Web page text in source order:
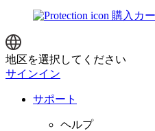
購入カ
地区を選択してください
サインイン
サポート
ヘルプ